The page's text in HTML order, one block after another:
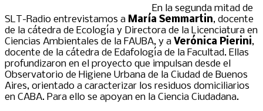
En la segunda mitad de
SLT-Radio entrevistamos a María Semmartin, docente
de la cátedra de Ecología y Directora de la Licenciatura en
Ciencias Ambientales de la FAUBA, y a Verónica Pierini,
docente de la cátedra de Edafología de la Facultad. Ellas
profundizaron en el proyecto que impulsan desde el
Observatorio de Higiene Urbana de la Ciudad de Buenos
Aires, orientado a caracterizar los residuos domiciliarios
en CABA. Para ello se apoyan en la Ciencia Ciudadana.